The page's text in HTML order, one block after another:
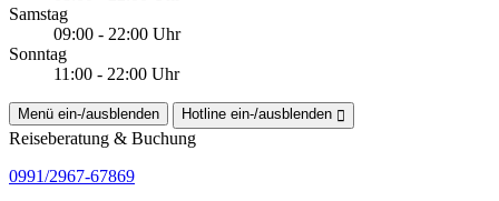
Samstag
09:00 - 22:00 Uhr
Sonntag
11:00 - 22:00 Uhr
Menü ein-/ausblenden Hotline ein-/ausblenden
Reiseberatung & Buchung
0991/2967-67869